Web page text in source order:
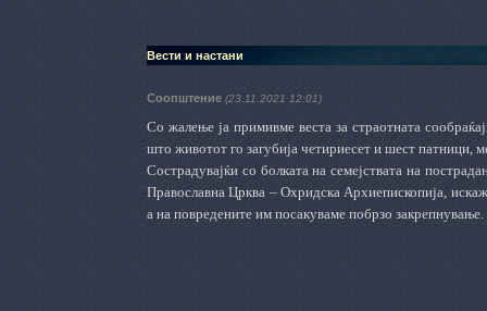
Вести и настани
Соопштение (23.11.2021 12:01)
Со жалење ја примивме веста за страотната
што животот го загубија четириесет и шест патници,
Сострадувајќи со болката на семејствата на
Православна Црква – Охридска Архиепископија,
а на повредените им посакуваме побрзо закрепнување.